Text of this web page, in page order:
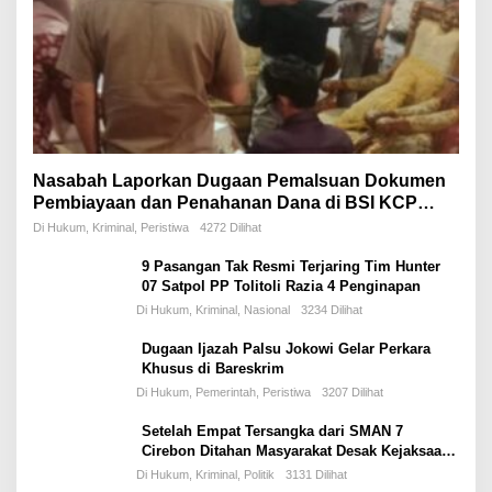
Nasabah Laporkan Dugaan Pemalsuan Dokumen
Pembiayaan dan Penahanan Dana di BSI KCP
Jambi Sungai Bahar
Di Hukum, Kriminal, Peristiwa 4272 Dilihat
9 Pasangan Tak Resmi Terjaring Tim Hunter
07 Satpol PP Tolitoli Razia 4 Penginapan
Di Hukum, Kriminal, Nasional 3234 Dilihat
Dugaan Ijazah Palsu Jokowi Gelar Perkara
Khusus di Bareskrim
Di Hukum, Pemerintah, Peristiwa 3207 Dilihat
Setelah Empat Tersangka dari SMAN 7
Cirebon Ditahan Masyarakat Desak Kejaksaan
Usut Tuntas Dugaan Kolusi Dana PIP hingga
Di Hukum, Kriminal, Politik 3131 Dilihat